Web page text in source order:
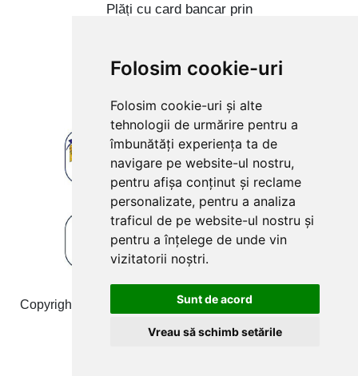
Folosim cookie-uri
Folosim cookie-uri și alte
tehnologii de urmărire pentru a
îmbunătăți experiența ta de
navigare pe website-ul nostru,
pentru afișa conținut și reclame
personalizate, pentru a analiza
traficul de pe website-ul nostru și
pentru a înțelege de unde vin
vizitatorii noștri.
Sunt de acord
Vreau să schimb setările
Plăți cu card bancar prin
Copyright © 2009-2026 produsefonta.ro. Toate drepturile